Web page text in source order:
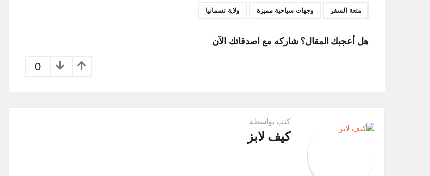
i
n
متعة السفر وجهات سياحية مميزة ولاية تسمانيا
هل أعجبك المقال؟ شاركه مع اصدقائك الآن
0
كتب بواسطة
كيف لابز